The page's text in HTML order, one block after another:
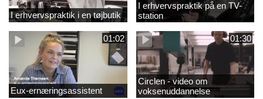
I erhvervspraktik i en tøjbutik
I erhvervspraktik på en TV-
station
01:02
Eux-ernæringsassistent
01:30
Circlen - video om
voksenuddannelse